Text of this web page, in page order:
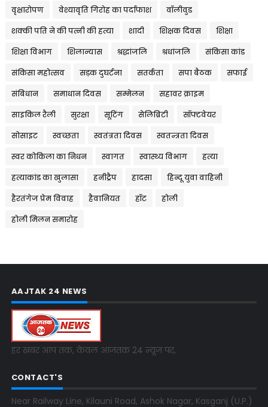
वृक्षारोपण वेश्यावृति गिरोह का पर्दाफाश वॉलीवुड
शक्की पति ने की पत्नी की हत्या शादी शिक्षक दिवस शिक्षा
शिक्षा विभाग शिलान्यास श्रद्धांजलि श्रधांजलि संकिसा कांड
संकिसा महोत्सव सड़क दुघर्टना सतर्कता सपा बैठक सफाई
संबिधान समाधान दिवस सम्मेलन सहावर क्राइम
साइकिल रैली सुरक्षा सूटिंग सेलिब्रिटी सॉफ्टवेयर
सोसाइट स्वच्छता स्वतंत्रता दिवस स्वतन्त्रता दिवस
स्वर कोकिला का निधन स्वागत स्वास्थ्य विभाग हत्या
हत्याकांड का खुलासा हनीट्रैप हादसा हिन्दू युवा वाहिनी
हैरतंगेज प्रेम विवाह हैवानियत हॉट होली
होली मिलन समारोह
AAJTAK 24 NEWS
हर खबर आप तक, केवल आजतक 24 न्यूज पर,
CONTACT'S
Near Railway Line, Kilauni Road, Ashok Nagar, Kasganj (U.P.)